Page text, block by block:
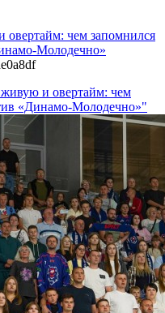
овертайм: чем запомнился
Молодечно»
и овертайм: чем
«Динамо-Молодечно»"